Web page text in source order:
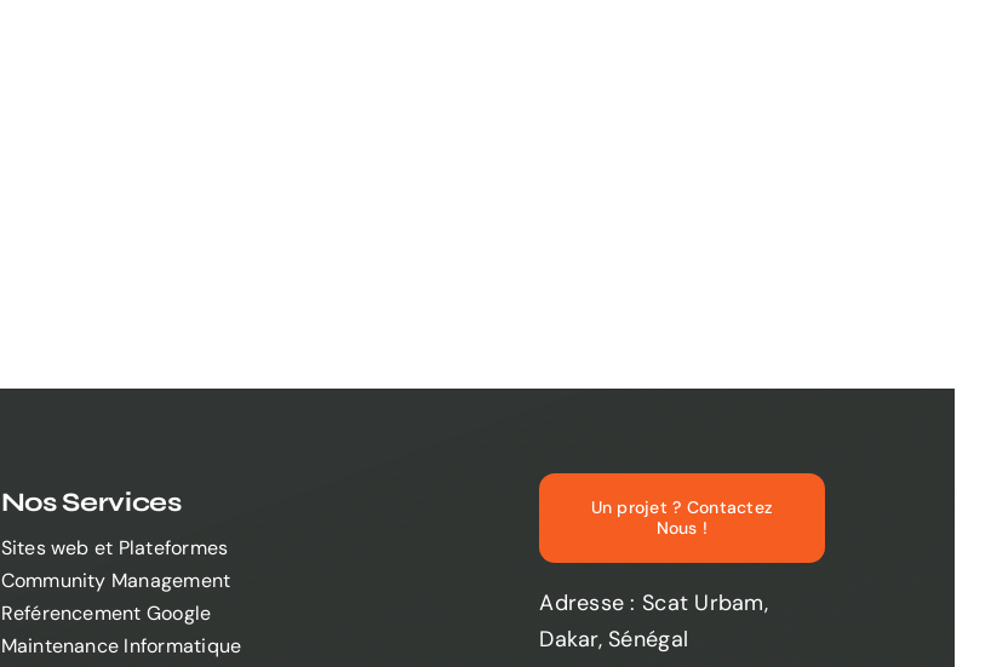
Nos Services
Sites web et Plateformes
Community Management
Reférencement Google
Maintenance Informatique
Un projet ? Contactez
Nous !
Adresse : Scat Urbam,
Dakar, Sénégal